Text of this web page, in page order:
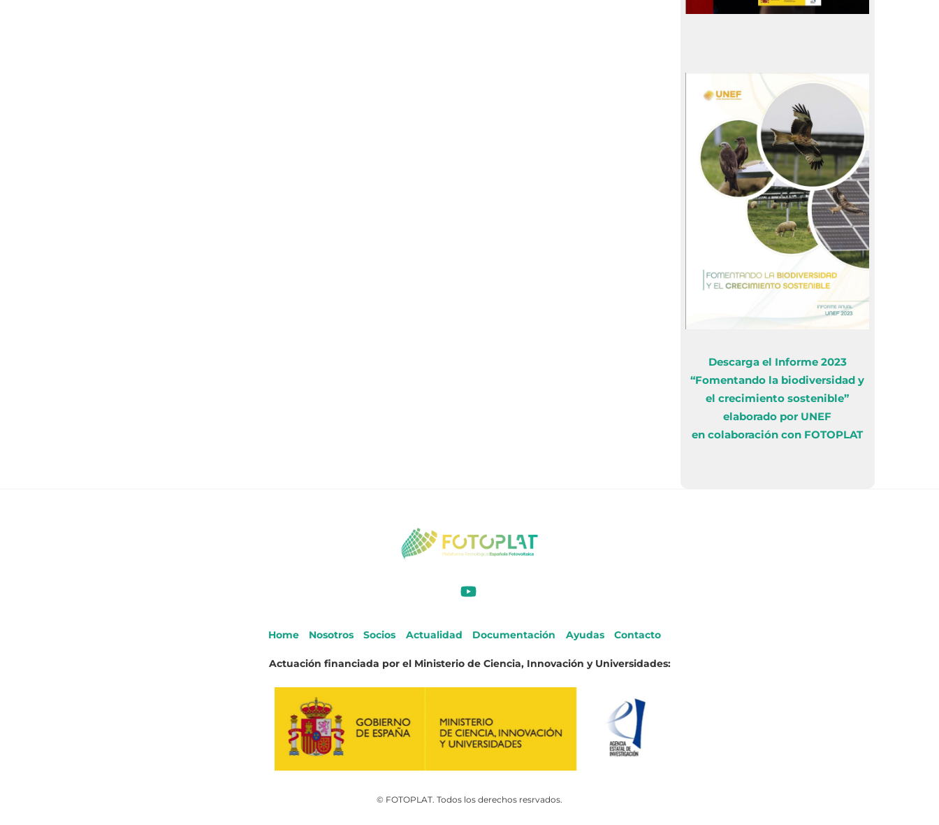
Descarga el Informe 2023
“Fomentando la biodiversidad y
el crecimiento sostenible”
elaborado por UNEF
en colaboración con FOTOPLAT
Home Nosotros Socios Actualidad Documentación Ayudas Contacto
Actuación financiada por el Ministerio de Ciencia, Innovación y Universidades:
© FOTOPLAT. Todos los derechos resrvados.